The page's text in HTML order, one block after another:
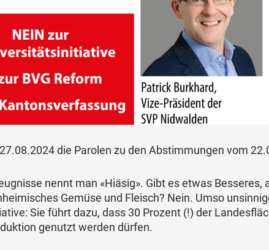
die Parolen zu den Abstimmungen vom
nennt man «Hiäsig». Gibt es etwas Besseres,
Gemüse und Fleisch? Nein. Umso
Sie führt dazu, dass 30 Prozent (!) der
genutzt werden dürfen.